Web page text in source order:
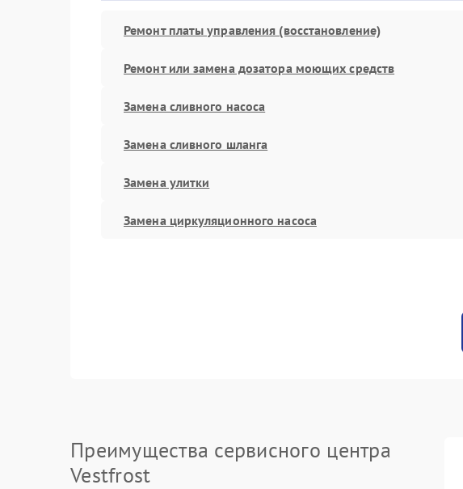
Ремонт платы управления (восстановление)
Ремонт или замена дозатора моющих средств
Замена сливного насоса
Замена сливного шланга
Замена улитки
Замена циркуляционного насоса
Преимущества сервисного центра
Vestfrost